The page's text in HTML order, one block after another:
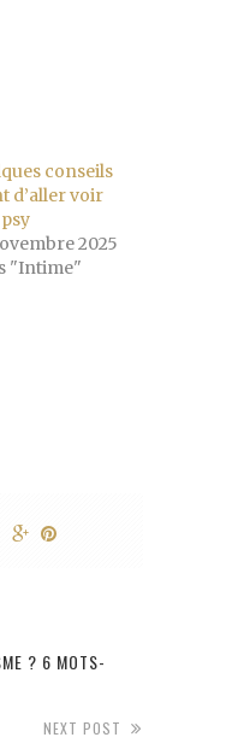
conseils
d’aller voir
psy
2025
"Intime"
? 6 MOTS-
NEXT POST